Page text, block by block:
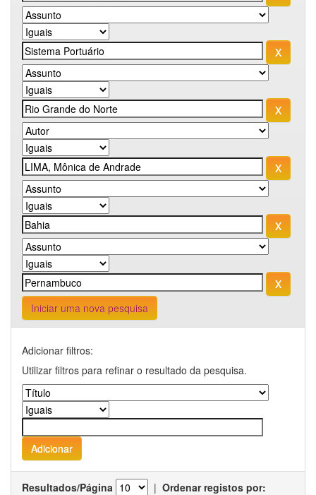
Iniciar uma nova pesquisa
Adicionar filtros:
Utilizar filtros para refinar o resultado da pesquisa.
Resultados/Página | Ordenar registos por: